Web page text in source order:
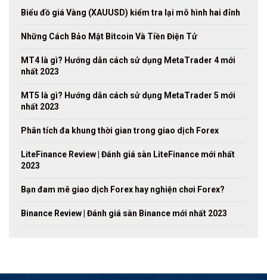
Biểu đồ giá Vàng (XAUUSD) kiểm tra lại mô hình hai đỉnh
Những Cách Bảo Mật Bitcoin Và Tiền Điện Tử
MT4 là gì? Hướng dẫn cách sử dụng MetaTrader 4 mới
nhất 2023
MT5 là gì? Hướng dẫn cách sử dụng MetaTrader 5 mới
nhất 2023
Phân tích đa khung thời gian trong giao dịch Forex
LiteFinance Review | Đánh giá sàn LiteFinance mới nhất
2023
Bạn đam mê giao dịch Forex hay nghiện chơi Forex?
Binance Review | Đánh giá sàn Binance mới nhất 2023